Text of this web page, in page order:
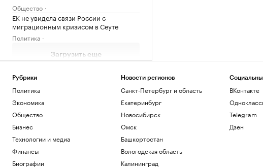
Общество
ЕК не увидела связи России с
миграционным кризисом в Сеуте
Политика
Загрузить еще
Рубрики
Политика
Экономика
Общество
Бизнес
Технологии и медиа
Финансы
Биографии
Новости регионов
Санкт-Петербург и область
Екатеринбург
Новосибирск
Омск
Башкортостан
Вологодская область
Калининград
ВКонтакте
Telegram
Дзен